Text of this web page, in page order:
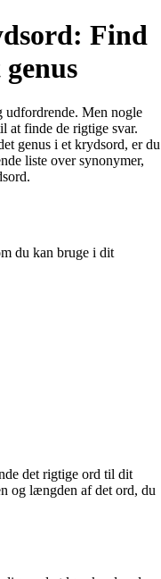
Find
udfordrende. Men nogle
at finde de rigtige svar.
genus i et krydsord, er du
liste over synonymer,
du kan bruge i dit
det rigtige ord til dit
og længden af det ord, du